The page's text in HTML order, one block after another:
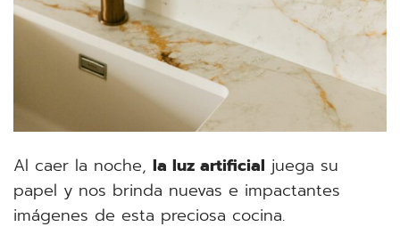
Al caer la noche, la luz artificial juega su
papel y nos brinda nuevas e impactantes
imágenes de esta preciosa cocina.